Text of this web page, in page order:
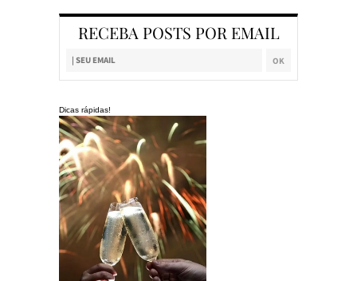
RECEBA POSTS POR EMAIL
Dicas rápidas!